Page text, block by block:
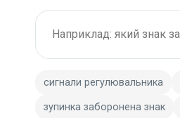
сигнали регулювальника
зупинка заборонена знак